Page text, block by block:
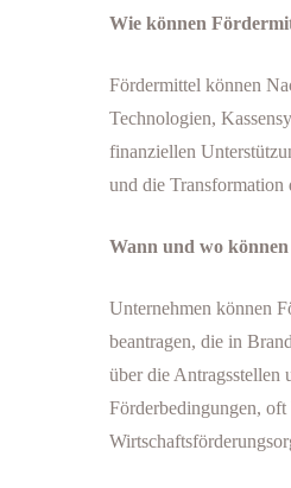
Wie können
Fördermittel können
Technologien,
finanziellen
und die Transformation
Wann und wo
Unternehmen können
beantragen, die in
über die Antragsstellen
Förderbedingungen,